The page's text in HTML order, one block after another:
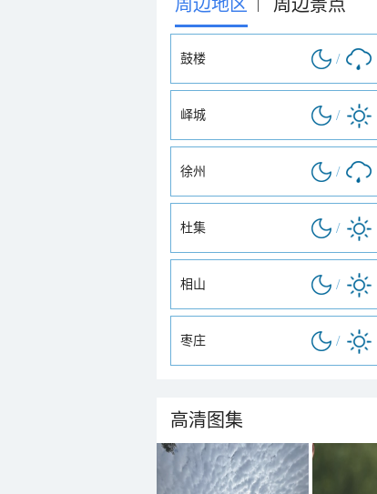
周边地区 | 周边景点
鼓楼 /
峄城 /
徐州 /
杜集 /
相山 /
枣庄 /
高清图集